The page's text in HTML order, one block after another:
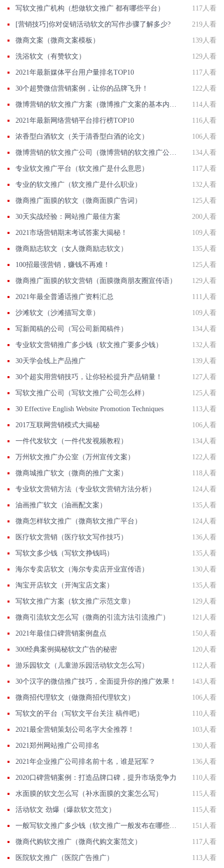
写软文推广机构（想做软文推广 都有哪些平台） 117人看
[营销技巧]你对促销活动软文的写作步骤了解多少? 219人看
微商文案（微商文案模板） 139人看
洗浴软文（有赞软文） 129人看
2021年最新媒体平台用户量排名TOP10 117人看
30个超赞微信营销案例，让你的品牌飞升！ 122人看
114人看
2021年最新网络营销平台排行榜TOP10 116人看
浓香型白酒软文（关于清香型白酒的论文） 106人看
134人看
专业软文推广平台（软文推广是什么意思） 117人看
专业的软文推广（软文推广是什么职业） 132人看
微商推广面膜的软文（微商面膜广告词） 125人看
30天实战经验：网站推广最佳方案 200人看
2021市场营销期末考试答案大揭秘！ 109人看
微商励志软文（女人微商励志软文） 135人看
100招最强营销，赚钱不再难！ 125人看
微商推广面膜的软文营销（面膜微商朋友圈宣传语） 129人看
2021年最全普通话推广资料汇总 111人看
沙滩软文（沙滩描写文章） 109人看
写新闻稿的公司（写公司新闻稿件） 134人看
专业软文营销推广多少钱（软文推广要多少钱） 132人看
30天学会线上产品推广 139人看
30个超实用营销技巧，让你轻松提升产品销量！ 127人看
写软文推广公司（写软文推广公司怎么样） 125人看
30 Effective English Website Promotion Techniques 113人看
2017互联网营销模式大揭秘 106人看
一件代发软文（一件代发视频教程） 134人看
万州软文推广办公室（万州宣传文案） 122人看
微商城推广软文（微商的推广文案） 118人看
专业软文营销方法（专业软文营销方法分析） 124人看
油画推广软文（油画配文案） 135人看
微商怎样软文推广（微商软文推广平台） 124人看
医疗软文营销（医疗软文写作技巧） 136人看
写软文多少钱（写软文挣钱吗） 135人看
海尔专卖店软文（海尔专卖店开业宣传语） 130人看
淘宝开店软文（开淘宝店文案） 135人看
写软文推广方案（软文推广示范文章） 129人看
微商引流软文怎么写（微商的引流方法引流推广） 121人看
2021年最佳口碑营销案例盘点 150人看
300经典案例揭秘软文广告的秘密 120人看
游乐园软文（儿童游乐园活动软文怎么写） 112人看
30个汉字的微信推广技巧，全面提升你的推广效果！ 143人看
微商招代理软文（做微商招代理软文） 106人看
写软文的平台（写软文平台关注 稿件吧） 110人看
2021最全营销策划公司名字大全推荐！ 103人看
2021郑州网站推广公司排名 130人看
2021年企业推广公司排名前十名，谁是冠军？ 136人看
2020口碑营销案例：打造品牌口碑，提升市场竞争力 110人看
水面膜的软文怎么写（补水面膜的文案怎么写） 115人看
活动软文 劲爆（爆款软文范文） 115人看
151人看
微商代购软文推广（微商代购文案范文） 117人看
医院软文推广（医院广告推广） 113人看